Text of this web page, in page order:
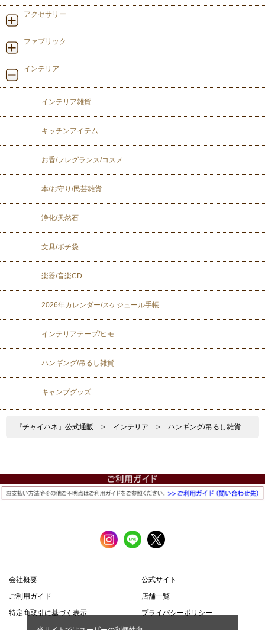
アクセサリー
ファブリック
インテリア
インテリア雑貨
キッチンアイテム
お香/フレグランス/コスメ
本/お守り/民芸雑貨
浄化/天然石
文具/ポチ袋
楽器/音楽CD
2026年カレンダー/スケジュール手帳
インテリアテープ/ヒモ
ハンギング/吊るし雑貨
キャンプグッズ
『チャイハネ』公式通販 > インテリア > ハンギング/吊るし雑貨
会社概要
公式サイト
ご利用ガイド
店舗一覧
特定商取引に基づく表示
プライバシーポリシー